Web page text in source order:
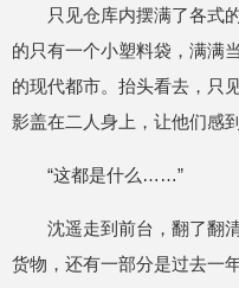
只见仓库内摆满了各式
的只有一个小塑料袋，满满
的现代都市。抬头看去，只
影盖在二人身上，让他们感
“这都是什么……”
沈遥走到前台，翻了翻
货物，还有一部分是过去一